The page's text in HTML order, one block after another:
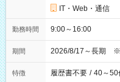
IT・Web・通信
勤務時間 9:00～16:00
期間 2026/8/17～長期
特徴 履歴書不要 / 40～50